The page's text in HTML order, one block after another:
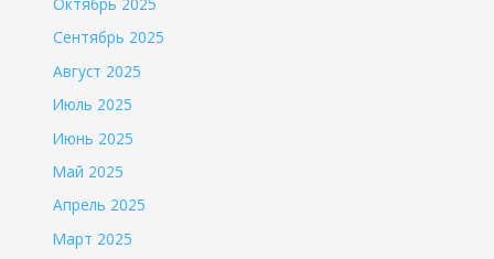
Сентябрь 2025
Август 2025
Июль 2025
Июнь 2025
Май 2025
Апрель 2025
Март 2025